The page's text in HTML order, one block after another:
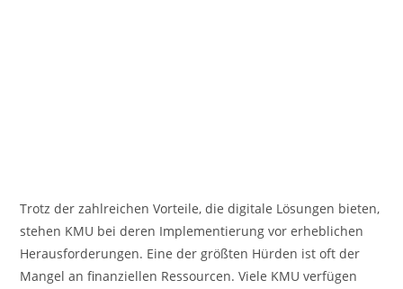
Trotz der zahlreichen Vorteile, die digitale Lösungen bieten,
stehen KMU bei deren Implementierung vor erheblichen
Herausforderungen. Eine der größten Hürden ist oft der
Mangel an finanziellen Ressourcen. Viele KMU verfügen